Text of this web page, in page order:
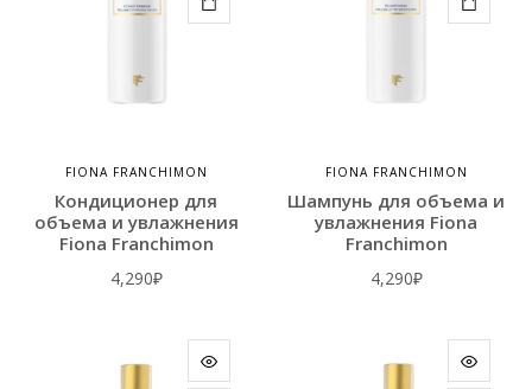
FIONA FRANCHIMON
Кондиционер для
объема и увлажнения
Fiona Franchimon
4,290₽
FIONA FRANCHIMON
Шампунь для объема и
увлажнения Fiona
Franchimon
4,290₽